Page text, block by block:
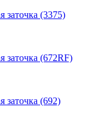
заточка (3375)
заточка (672RF)
заточка (692)